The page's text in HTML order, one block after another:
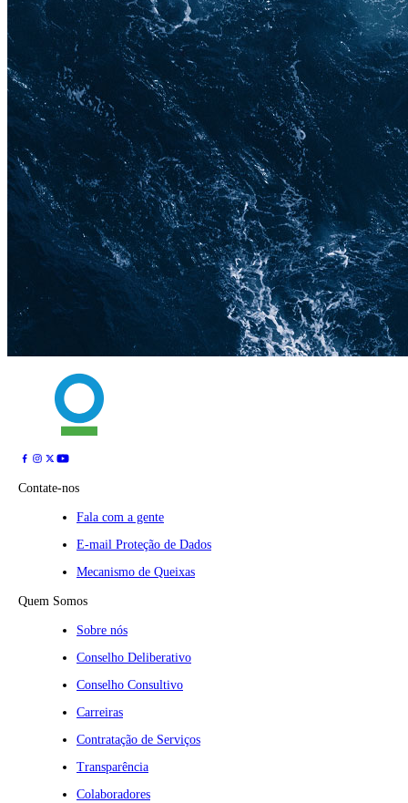
Contate-nos
Fala com a gente
E-mail Proteção de Dados
Mecanismo de Queixas
Quem Somos
Sobre nós
Conselho Deliberativo
Conselho Consultivo
Carreiras
Contratação de Serviços
Transparência
Colaboradores